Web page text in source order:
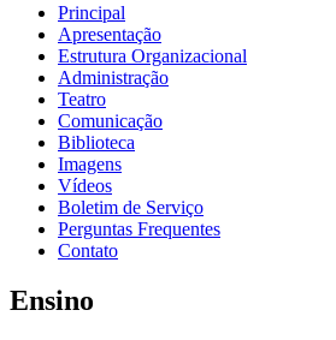
Principal
Apresentação
Estrutura Organizacional
Administração
Teatro
Comunicação
Biblioteca
Imagens
Vídeos
Boletim de Serviço
Perguntas Frequentes
Contato
Ensino